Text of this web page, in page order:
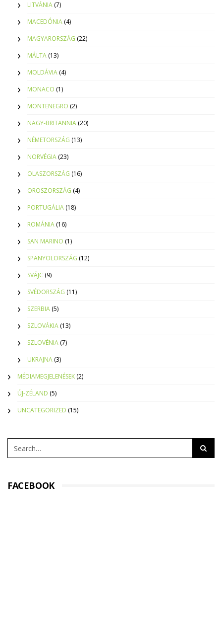
LITVÁNIA (7)
MACEDÓNIA (4)
MAGYARORSZÁG (22)
MÁLTA (13)
MOLDÁVIA (4)
MONACO (1)
MONTENEGRO (2)
NAGY-BRITANNIA (20)
NÉMETORSZÁG (13)
NORVÉGIA (23)
OLASZORSZÁG (16)
OROSZORSZÁG (4)
PORTUGÁLIA (18)
ROMÁNIA (16)
SAN MARINO (1)
SPANYOLORSZÁG (12)
SVÁJC (9)
SVÉDORSZÁG (11)
SZERBIA (5)
SZLOVÁKIA (13)
SZLOVÉNIA (7)
UKRAJNA (3)
MÉDIAMEGJELENÉSEK (2)
ÚJ-ZÉLAND (5)
UNCATEGORIZED (15)
FACEBOOK